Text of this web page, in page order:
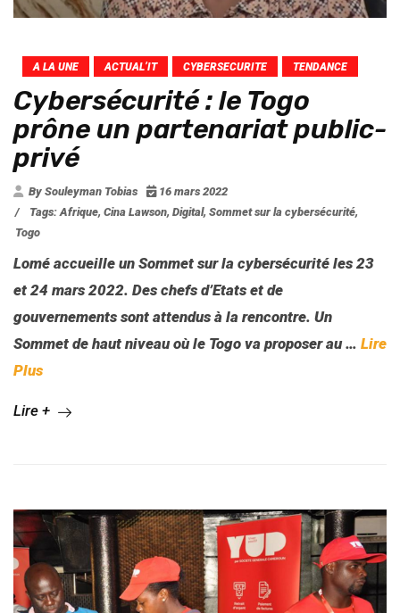
A LA UNE ACTUAL’IT CYBERSECURITE TENDANCE
Cybersécurité : le Togo
prône un partenariat public-
privé
By Souleyman Tobias
16 mars 2022
/
Tags: Afrique, Cina Lawson, Digital, Sommet sur la cybersécurité,
Togo
Lomé accueille un Sommet sur la cybersécurité les 23
et 24 mars 2022. Des chefs d’Etats et de
gouvernements sont attendus à la rencontre. Un
Sommet de haut niveau où le Togo va proposer au… Lire
Plus
Lire +